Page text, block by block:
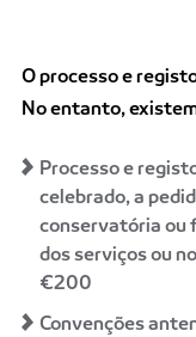
O processo e
No entanto,
Processo e
celebrado, a
conservatória ou
dos serviços ou
€200
Convenções